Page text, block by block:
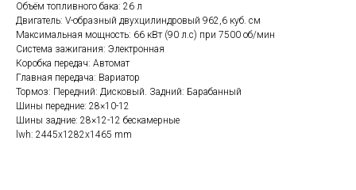
Объём топливного бака: 26 л
Двигатель: V-образный двухцилиндровый 962,6 куб. см
Максимальная мощность: 66 кВт (90 л.с) при 7500 об/мин
Система зажигания: Электронная
Коробка передач: Автомат
Главная передача: Вариатор
Тормоз: Передний: Дисковый. Задний: Барабанный
Шины передние: 28×10-12
Шины задние: 28×12-12 бескамерные
lwh: 2445x1282x1465 mm